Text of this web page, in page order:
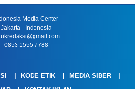
Media Center
Jakarta - Indonesia
0853 1555 7788
KODE ETIK
MEDIA SIBER